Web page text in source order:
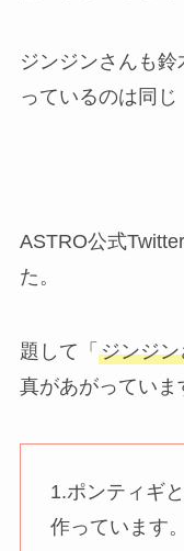
ジンジンさんも
っているのは同じ
ASTRO公式
た。
題して「 ジンジ
真があがっていま
1.ポンティギ
作っています。